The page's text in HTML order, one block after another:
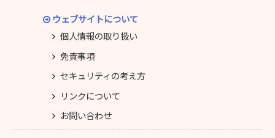
ウェブサイトについて
個人情報の取り扱い
免責事項
セキュリティの考え方
リンクについて
お問い合わせ